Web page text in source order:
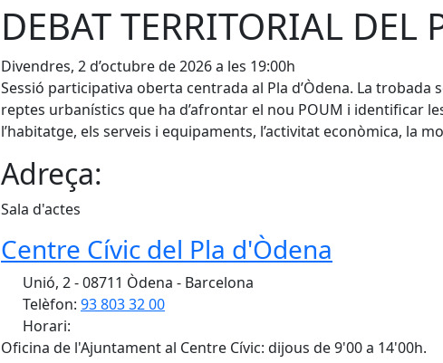
DEBAT TERRITORIAL DEL
Divendres, 2 d’octubre de 2026 a les 19:00h
Sessió participativa oberta centrada al Pla d’Òdena. La
reptes urbanístics que ha d’afrontar el nou POUM i identificar
l’habitatge, els serveis i equipaments, l’activitat econòmica, la
Adreça:
Sala d'actes
Centre Cívic del Pla d'Òdena
Unió, 2 - 08711 Òdena - Barcelona
Telèfon: 93 803 32 00
Horari:
Oficina de l'Ajuntament al Centre Cívic: dijous de 9'00 a 14'00h.